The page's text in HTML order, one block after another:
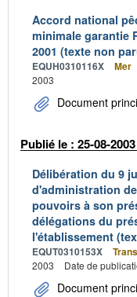
Accord national
minimale garantie
2001 (texte non
EQUH0310116X Mer
2003
Document
Publié le : 25-08-2003
Délibération du 9
d'administration
pouvoirs à son
délégations du
l'établissement
EQUT0310153X
2003
Date de
Document